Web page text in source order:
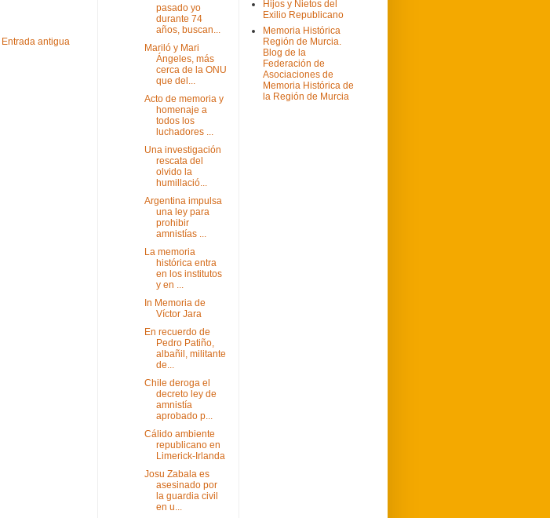
Entrada antigua
pasado yo
durante 74
años, buscan...
Mariló y Mari
Ángeles, más
cerca de la ONU
que del...
Acto de memoria y
homenaje a
todos los
luchadores ...
Una investigación
rescata del
olvido la
humillació...
Argentina impulsa
una ley para
prohibir
amnistías ...
La memoria
histórica entra
en los institutos
y en ...
In Memoria de
Víctor Jara
En recuerdo de
Pedro Patiño,
albañil, militante
de...
Chile deroga el
decreto ley de
amnistía
aprobado p...
Cálido ambiente
republicano en
Limerick-Irlanda
Josu Zabala es
asesinado por
la guardia civil
en u...
Hijos y Nietos del
Exilio Republicano
Memoria Histórica
Región de Murcia.
Blog de la
Federación de
Asociaciones de
Memoria Histórica de
la Región de Murcia